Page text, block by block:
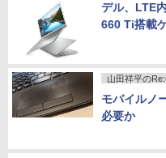
デル、LTE
660 Ti搭載
山田祥平の
モバイルノ
必要か